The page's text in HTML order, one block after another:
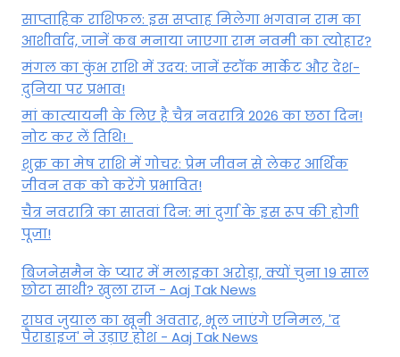
साप्ताहिक राशिफल: इस सप्ताह मिलेगा भगवान राम का
आशीर्वाद, जानें कब मनाया जाएगा राम नवमी का त्योहार?
मंगल का कुंभ राशि में उदय: जानें स्‍टॉक मार्केट और देश-
दुनिया पर प्रभाव!
मां कात्‍यायनी के लिए है चैत्र नवरात्रि 2026 का छठा दिन!
नोट कर लें तिथि!
शुक्र का मेष राशि में गोचर: प्रेम जीवन से लेकर आर्थिक
जीवन तक को करेंगे प्रभावित!
चैत्र नवरात्रि का सातवां दिन: मां दुर्गा के इस रूप की होगी
पूजा!
बिजनेसमैन के प्यार में मलाइका अरोड़ा, क्यों चुना 19 साल
छोटा साथी? खुला राज - Aaj Tak News
राघव जुयाल का खूनी अवतार, भूल जाएंगे एनिमल, 'द
पैराडाइज' ने उड़ाए होश - Aaj Tak News